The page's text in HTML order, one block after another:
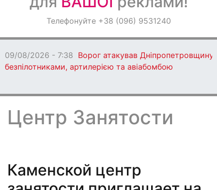
ОголошенняТелефонуйте +38 (096) 9531240
09/08/
Центр Занятости
Каменской центр